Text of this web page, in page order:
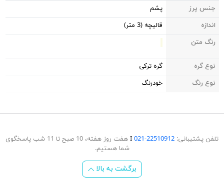
جنس پرز
پشم
اندازه
قالیچه (3 متر)
رنگ متن
نوع گره
گره ترکی
نوع رنگ
خودرنگ
تلفن پشتیبانی: 22510912-021
هفت روز هفته، 10 صبح تا 11 شب پاسخگوی
شما هستیم.
برگشت به بالا